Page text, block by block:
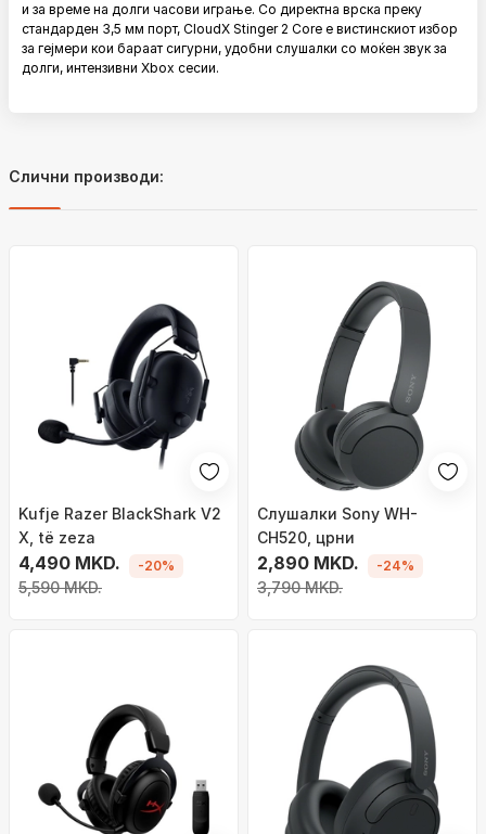
и за време на долги часови играње. Со директна врска преку
стандарден 3,5 мм порт, CloudX Stinger 2 Core е вистинскиот избор
за гејмери ​​кои бараат сигурни, удобни слушалки со моќен звук за
долги, интензивни Xbox сесии.
Слични производи:
Kufje Razer BlackShark V2
X, të zeza
4,490 MKD.
5,590 MKD.
-20%
Слушалки Sony WH-
CH520, црни
2,890 MKD.
3,790 MKD.
-24%